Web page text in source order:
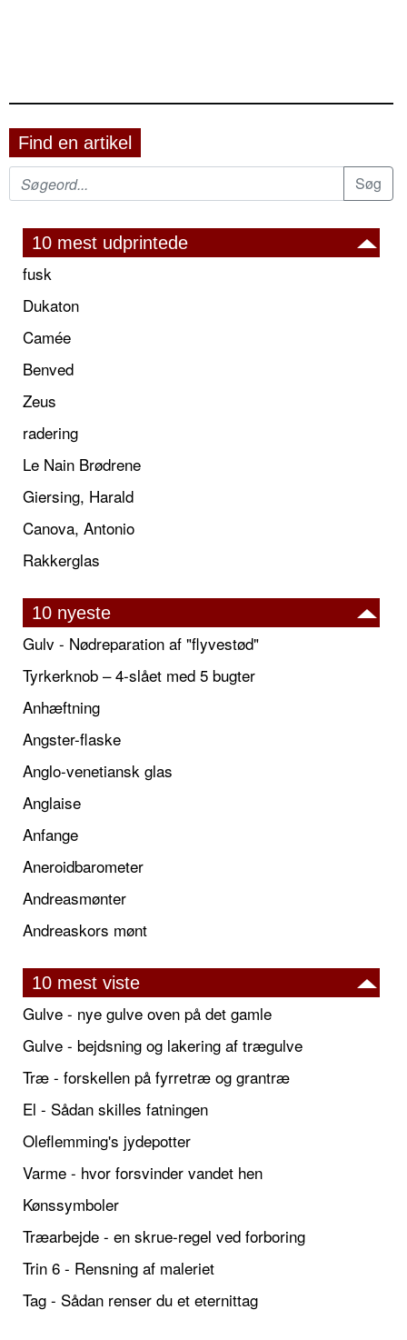
Find en artikel
10 mest udprintede
fusk
Dukaton
Camée
Benved
Zeus
radering
Le Nain Brødrene
Giersing, Harald
Canova, Antonio
Rakkerglas
10 nyeste
Gulv - Nødreparation af "flyvestød"
Tyrkerknob – 4-slået med 5 bugter
Anhæftning
Angster-flaske
Anglo-venetiansk glas
Anglaise
Anfange
Aneroidbarometer
Andreasmønter
Andreaskors mønt
10 mest viste
Gulve - nye gulve oven på det gamle
Gulve - bejdsning og lakering af trægulve
Træ - forskellen på fyrretræ og grantræ
El - Sådan skilles fatningen
Oleflemming's jydepotter
Varme - hvor forsvinder vandet hen
Kønssymboler
Træarbejde - en skrue-regel ved forboring
Trin 6 - Rensning af maleriet
Tag - Sådan renser du et eternittag